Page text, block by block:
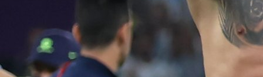
2 godina 8 mjesec